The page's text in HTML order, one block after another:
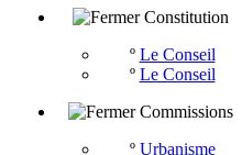
Constitution
º Le Conseil
º Le Conseil
Commissions
º Urbanisme